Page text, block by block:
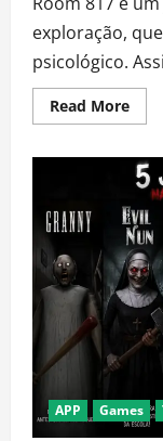
exploração,
psicológico.
Read MoreRead
more
817:
Guia
para
a
jogar
e
aos
do
APP Games